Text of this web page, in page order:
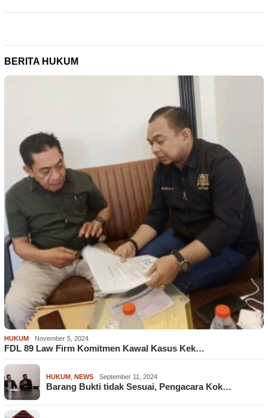
BERITA HUKUM
HUKUM November 5, 2024
FDL 89 Law Firm Komitmen Kawal Kasus Kek…
HUKUM NEWS September 11, 2024
Barang Bukti tidak Sesuai, Pengacara Kok…